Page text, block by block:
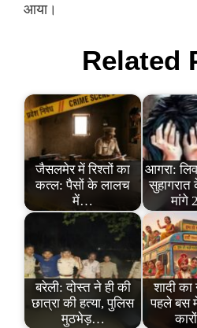
आया।
Related
जैसलमेर में रिश्तों का
कत्ल: पैसों के लालच
में…
आगरा:
मांगे
बरेली: दोस्त ने ही की
छात्रा की हत्या, पुलिस
मुठभेड़…
शादी
पहले बस